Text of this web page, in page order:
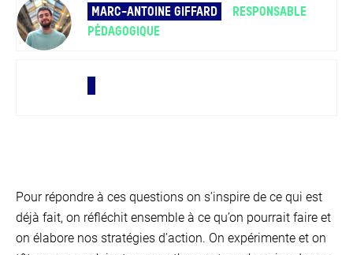
MARC-ANTOINE GIFFARD
RESPONSABLE
PÉDAGOGIQUE
Pour répondre à ces questions on s’inspire de ce qui est
déjà fait, on réfléchit ensemble à ce qu’on pourrait faire et
on élabore nos stratégies d’action. On expérimente et on